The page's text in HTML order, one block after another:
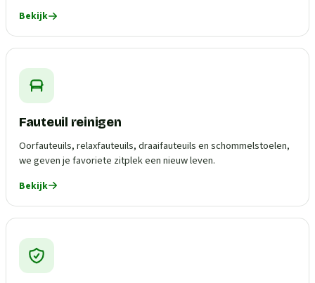
Bekijk
Fauteuil reinigen
Oorfauteuils, relaxfauteuils, draaifauteuils en schommelstoelen,
we geven je favoriete zitplek een nieuw leven.
Bekijk